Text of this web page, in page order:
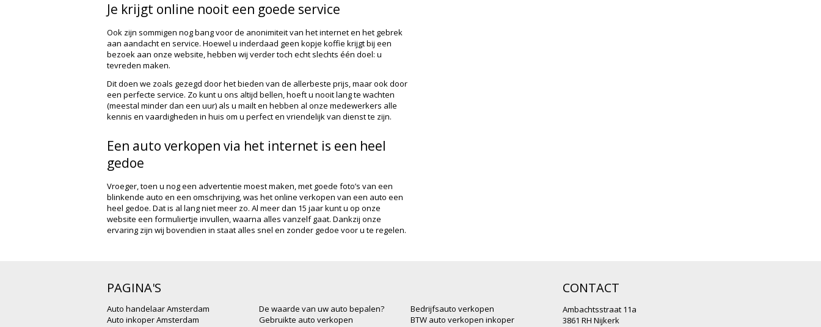
Je krijgt online nooit een goede service
Ook zijn sommigen nog bang voor de anonimiteit van het internet en het gebrek
aan aandacht en service. Hoewel u inderdaad geen kopje koffie krijgt bij een
bezoek aan onze website, hebben wij verder toch echt slechts één doel: u
tevreden maken.
Dit doen we zoals gezegd door het bieden van de allerbeste prijs, maar ook door
een perfecte service. Zo kunt u ons altijd bellen, hoeft u nooit lang te wachten
(meestal minder dan een uur) als u mailt en hebben al onze medewerkers alle
kennis en vaardigheden in huis om u perfect en vriendelijk van dienst te zijn.
Een auto verkopen via het internet is een heel
gedoe
Vroeger, toen u nog een advertentie moest maken, met goede foto’s van een
blinkende auto en een omschrijving, was het online verkopen van een auto een
heel gedoe. Dat is al lang niet meer zo. Al meer dan 15 jaar kunt u op onze
website een formuliertje invullen, waarna alles vanzelf gaat. Dankzij onze
ervaring zijn wij bovendien in staat alles snel en zonder gedoe voor u te regelen.
PAGINA'S
Auto handelaar Amsterdam
Auto inkoper Amsterdam
De waarde van uw auto bepalen?
Gebruikte auto verkopen
Bedrijfsauto verkopen
BTW auto verkopen inkoper
CONTACT
Ambachtsstraat 11a
3861 RH Nijkerk